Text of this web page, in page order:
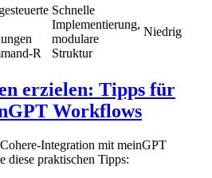
R
Schnelle
Implementierung,
modulare
Struktur
Niedrig
erzielen: Tipps für
Workflows
Integration mit meinGPT
diese praktischen Tipps: